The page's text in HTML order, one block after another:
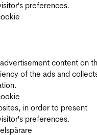
preferences.
content on
of the ads and
in order to present
preferences.